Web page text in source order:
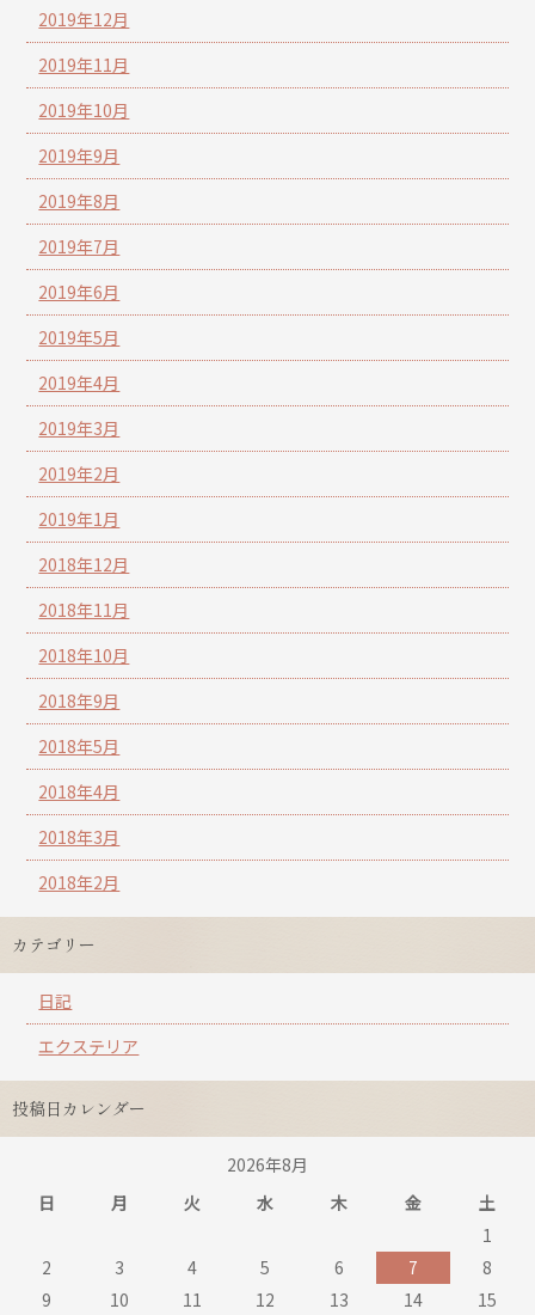
2019年12月
2019年11月
2019年10月
2019年9月
2019年8月
2019年7月
2019年6月
2019年5月
2019年4月
2019年3月
2019年2月
2019年1月
2018年12月
2018年11月
2018年10月
2018年9月
2018年5月
2018年4月
2018年3月
2018年2月
カテゴリー
日記
エクステリア
投稿日カレンダー
2026年8月
日
月 火 水 木 金
土
1
2
3 4 5 6 7
8
9
10 11 12 13 14 15